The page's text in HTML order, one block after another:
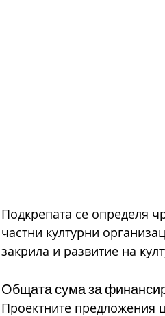
Подкрепата се определя
частни културни
закрила и развитие на
Общата сума за
Проектните предложения